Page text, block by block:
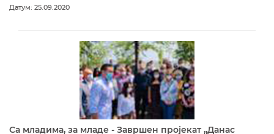
Датум: 25.09.2020
Са младима, за младе - Завршен пројекат „Данас